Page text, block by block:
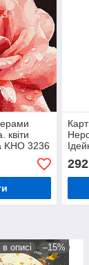
квіти
KHO 3236
292
описі –15%